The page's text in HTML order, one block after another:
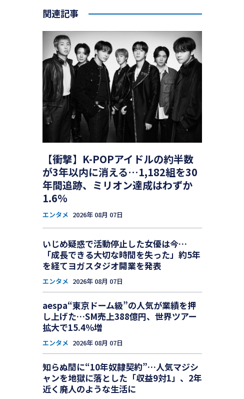
関連記事
【衝撃】K-POPアイドルの約半数
が3年以内に消える…1,182組を30
年間追跡、ミリオン達成はわずか
1.6％
エンタメ 2026年 08月 07日
いじめ疑惑で活動停止した女優は今…
「成長できる大切な時間を失った」約5年
を経てヨガスタジオ開業を発表
エンタメ 2026年 08月 07日
aespa“東京ドーム級”の人気が業績を押
し上げた…SM売上388億円、世界ツアー
拡大で15.4％増
エンタメ 2026年 08月 07日
知らぬ間に“10年奴隷契約”…人気マジシ
ャンを地獄に落とした「収益9対1」、2年
近く廃人のような生活に